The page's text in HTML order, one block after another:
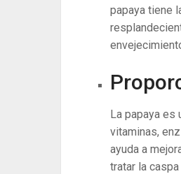
papaya tiene
La papaya es
vitaminas,
ayuda a
tratar la